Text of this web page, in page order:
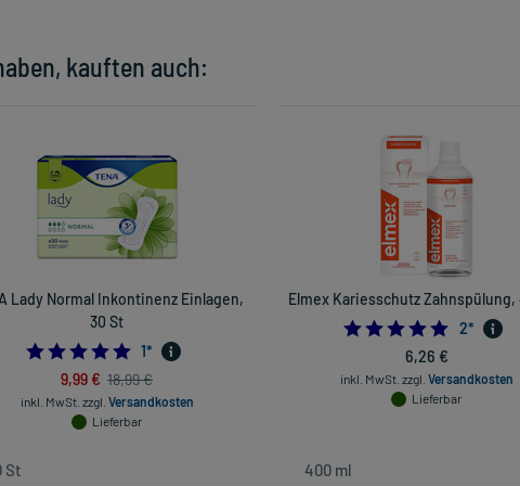
kauften auch:
Lady Normal Inkontinenz Einlagen,
30 St
5.0
1*
9,99 € 18,99 €
inkl. MwSt. zzgl. Versandkosten
Lieferbar
Elmex Kariesschutz Zahnspülung,
5.0
2*
6,26 €
inkl. MwSt. zzgl. Versandkosten
Lieferbar